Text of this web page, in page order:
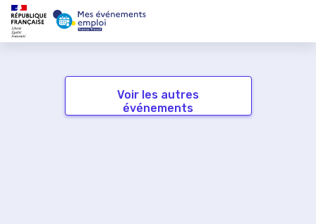
Voir les autres
événements